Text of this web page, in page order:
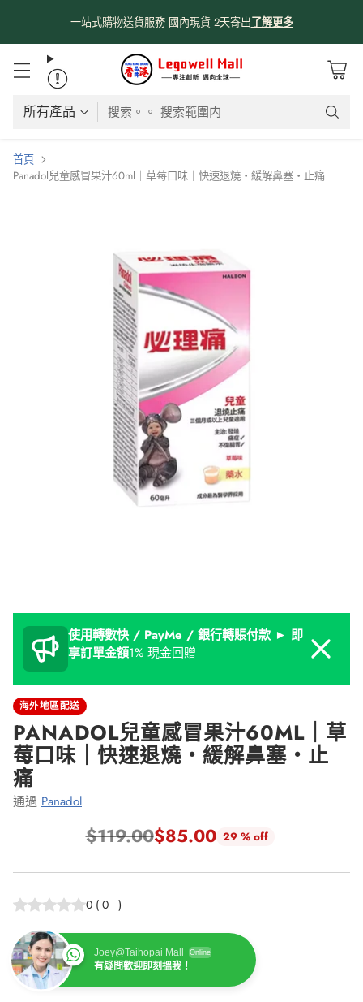
了解更多
搜索。。 搜索範圍内
首頁
Panadol兒童感冒果汁60ml｜草莓口味｜快速退燒・緩解鼻塞・止痛
使用轉數快 / PayMe / 銀行轉賬付款 ► 即
享訂單金額1% 現金回贈
Dismiss
海外地區配送
PANADOL兒童感冒果汁60ML｜草
莓口味｜快速退燒・緩解鼻塞・止
痛
通過 Panadol
正
常
價
$119.00$85.00 29 % off
0 ( 0 )
Joey@Taihopai Mall Online
有疑問歡迎即刻搵我！